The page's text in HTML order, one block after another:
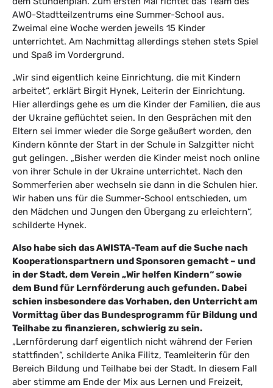
AWO-Stadtteilzentrums eine Summer-School aus.
Zweimal eine Woche werden jeweils 15 Kinder
unterrichtet. Am Nachmittag allerdings stehen stets Spiel
und Spaß im Vordergrund.
„Wir sind eigentlich keine Einrichtung, die mit Kindern
arbeitet“, erklärt Birgit Hynek, Leiterin der Einrichtung.
Hier allerdings gehe es um die Kinder der Familien, die aus
der Ukraine geflüchtet seien. In den Gesprächen mit den
Eltern sei immer wieder die Sorge geäußert worden, den
Kindern könnte der Start in der Schule in Salzgitter nicht
gut gelingen. „Bisher werden die Kinder meist noch online
von ihrer Schule in der Ukraine unterrichtet. Nach den
Sommerferien aber wechseln sie dann in die Schulen hier.
Wir haben uns für die Summer-School entschieden, um
den Mädchen und Jungen den Übergang zu erleichtern“,
schilderte Hynek.
Also habe sich das AWISTA-Team auf die Suche nach
Kooperationspartnern und Sponsoren gemacht – und
in der Stadt, dem Verein „Wir helfen Kindern“ sowie
dem Bund für Lernförderung auch gefunden. Dabei
schien insbesondere das Vorhaben, den Unterricht am
Vormittag über das Bundesprogramm für Bildung und
Teilhabe zu finanzieren, schwierig zu sein.
„Lernförderung darf eigentlich nicht während der Ferien
stattfinden“, schilderte Anika Filitz, Teamleiterin für den
Bereich Bildung und Teilhabe bei der Stadt. In diesem Fall
aber stimme am Ende der Mix aus Lernen und Freizeit,